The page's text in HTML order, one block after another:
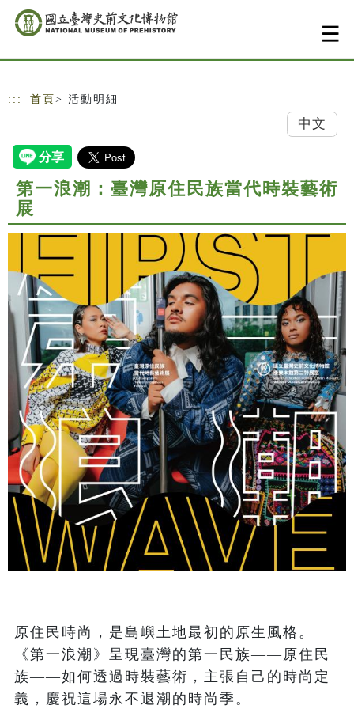
跳到主要內容
網站導覽
::: 首頁 > 活動明細
中文
第一浪潮：臺灣原住民族當代時裝藝術
展
原住民時尚，是島嶼土地最初的原生風格。
《第一浪潮》呈現臺灣的第一民族——原住民
族——如何透過時裝藝術，主張自己的時尚定
義，慶祝這場永不退潮的時尚季。